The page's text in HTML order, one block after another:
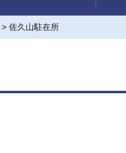
> 佐久山駐在所